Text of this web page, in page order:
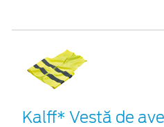
Kalff* Vestă de